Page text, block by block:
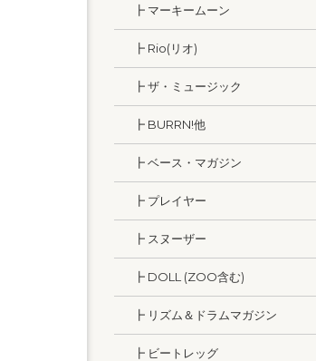
┣ マーキームーン
┣ Rio(リオ)
┣ ザ・ミュージック
┣ BURRN!他
┣ ベース・マガジン
┣ プレイヤー
┣ スヌーザー
┣ DOLL (ZOO含む)
┣ リズム＆ドラムマガジン
┣ ビートレッグ